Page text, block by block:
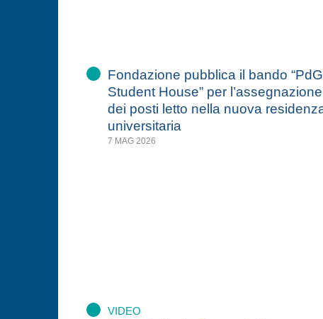
Fondazione pubblica il bando “PdG
Student House” per l’assegnazione
dei posti letto nella nuova
universitaria
7 MAG 2026
VIDEO